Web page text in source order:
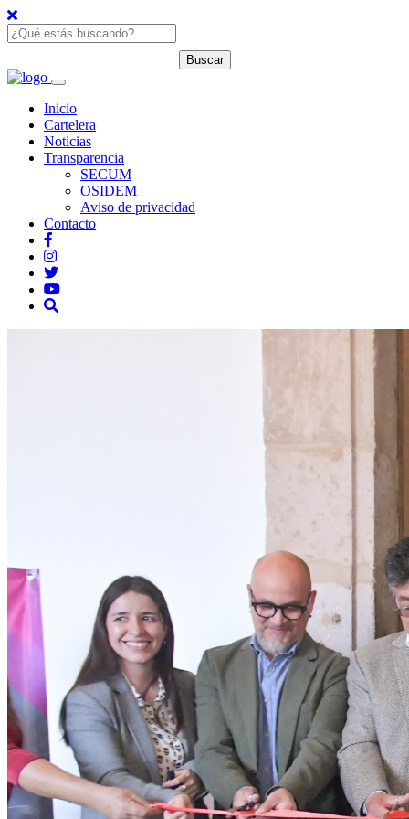
Inicio
Cartelera
Noticias
Transparencia
SECUM
OSIDEM
Aviso de privacidad
Contacto